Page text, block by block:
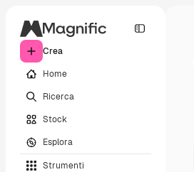
Crea
Home
Ricerca
Stock
Esplora
Strumenti